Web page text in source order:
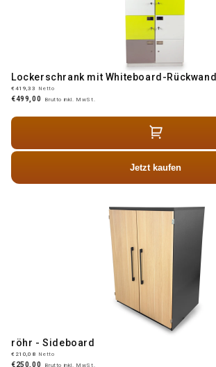
Lockerschrank mit Whiteboard-Rückwand
€419,33 Netto
€499,00 Brutto inkl. MwSt.
Jetzt kaufen
röhr - Sideboard
€210,08 Netto
€250,00 Brutto inkl. MwSt.